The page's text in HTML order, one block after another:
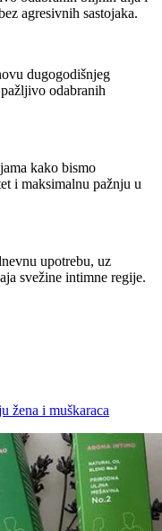
agresivnih sastojaka.
dugogodišnjeg
odabranih
kako bismo
i maksimalnu pažnju u
upotrebu, uz
svežine intimne regije.
žena i muškaraca